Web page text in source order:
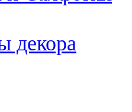
декора